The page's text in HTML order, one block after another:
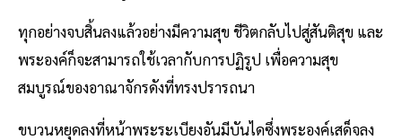
ทุกอย่างจบสิ้นลงแล้วอย่างมีความสุข ชีวิตกลับไปสู่สันติสุข และ
พระองค์ก็จะสามารถใช้เวลากับการปฏิรูป เพื่อความสุข
สมบูรณ์ของอาณาจักรดังที่ทรงปรารถนา
ขบวนหยุดลงที่หน้าพระระเบียงอันมีบันไดซึ่งพระองค์เสด็จลง